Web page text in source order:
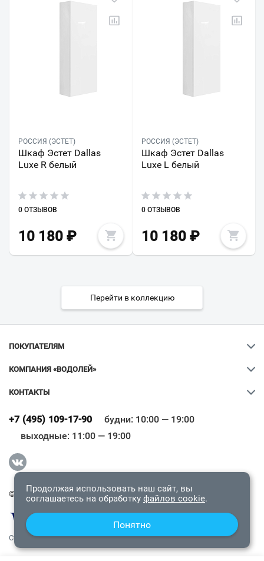
РОССИЯ (ЭСТЕТ)
Шкаф Эстет Dallas
Luxe R белый
0 ОТЗЫВОВ
10 180 ₽
РОССИЯ (ЭСТЕТ)
Шкаф Эстет Dallas
Luxe L белый
0 ОТЗЫВОВ
10 180₽
Перейти в коллекцию
ПОКУПАТЕЛЯМ
КОМПАНИЯ «ВОДОЛЕЙ»
КОНТАКТЫ
+7 (495) 109-17-90
будни: 10:00 — 19:00
выходные: 11:00 — 19:00
© 2009-2026 «Водолей Онлайн». Все права защищены.
СОГЛАШЕНИЕ О КОНФИДЕНЦИАЛЬНОСТИ
Всё верно
Продолжая использовать наш сайт, вы
соглашаетесь на обработку файлов cookie.
Понятно